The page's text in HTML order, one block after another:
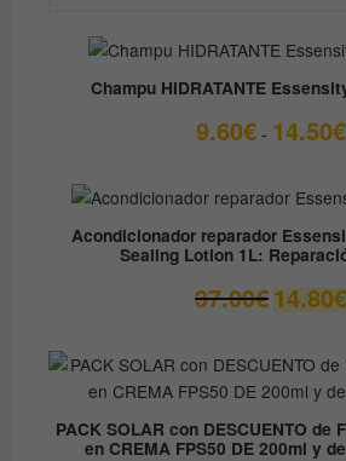
Champu HIDRATANTE
9.60€ - 14.50€
Acondicionador reparador
Sealing Lotion 1L:
37.00€ El
precio
era:
37.00€.
14.80€
PACK SOLAR con DESCUENTO de
en CREMA FPS50 DE 200ml y